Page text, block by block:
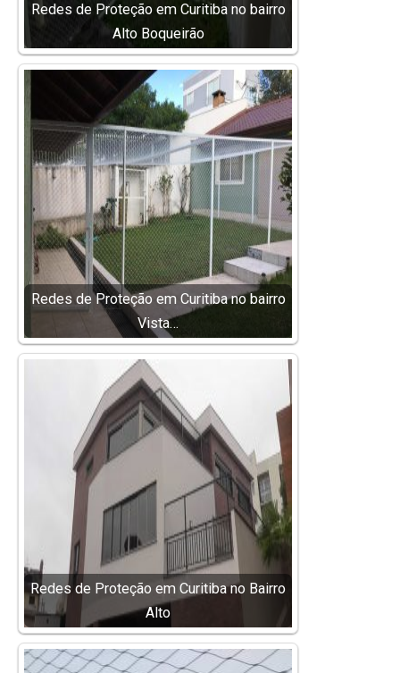
Redes de Proteção em Curitiba no bairro
Alto Boqueirão
Redes de Proteção em Curitiba no bairro
Vista…
Redes de Proteção em Curitiba no Bairro
Alto